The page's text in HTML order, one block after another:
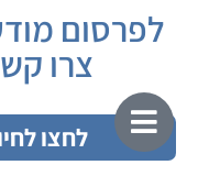
לפרסום
צרו
לחצו לחיוג: 077-